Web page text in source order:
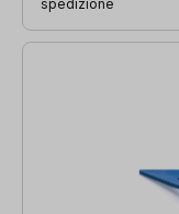
spedizione